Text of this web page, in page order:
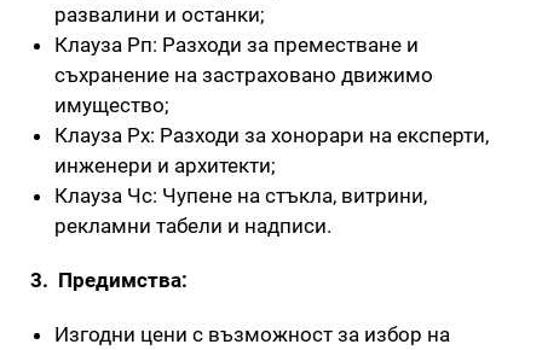
развалини и останки;
Клауза Рп: Разходи за преместване и
съхранение на застраховано движимо
имущество;
Клауза Рх: Разходи за хонорари на експерти,
инженери и архитекти;
Клауза Чс: Чупене на стъкла, витрини,
рекламни табели и надписи.
3. Предимства:
Изгодни цени с възможност за избор на